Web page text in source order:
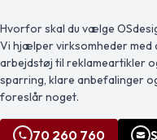
Skrivelængde: 1000 meter.
Spidsstørrelse: 1,0 mm.
Hvorfor skal du vælge
Vi hjælper virksomheder med
arbejdstøj til reklameartikler
sparring, klare anbefalinger
foreslår noget.
70 260 760